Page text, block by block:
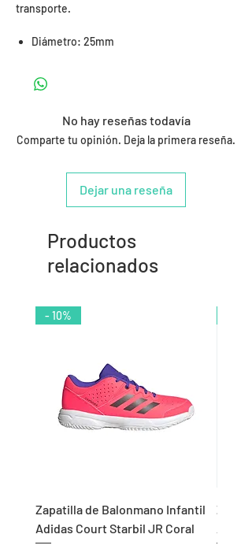
transporte.
Diámetro: 25mm
No hay reseñas todavía
Comparte tu opinión. Deja la primera reseña.
Dejar una reseña
Productos
relacionados
- 10%
Zapatilla de Balonmano Infantil
Adidas Court Starbil JR Coral